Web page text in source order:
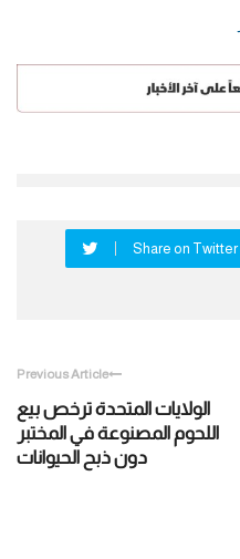
Share on Twitter
Previous Article
الولايات المتحدة ترخص بيع
اللحوم المصنوعة في المختبر
دون ذبح الحيوانات